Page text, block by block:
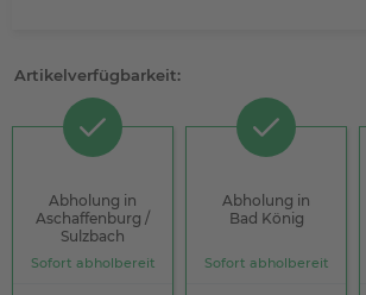
Artikelverfügbarkeit:
Abholung in
Aschaffenburg /
Sulzbach
Sofort abholbereit
Abholung in
Bad König
Sofort abholbereit